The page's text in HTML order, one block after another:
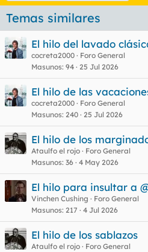
Temas similares
El hilo del lavado
cocreta2000
Foro General
Masunos 94 25 Jul 2026
El hilo de las
cocreta2000
Foro General
Masunos 240 25 Jul 2026
El hilo de los
Ataulfo el rojo
Foro General
Masunos 36 4 May 2026
El hilo para insultar a
Vinchen Cushing
Foro General
Masunos 217 4 Jul 2026
El hilo de los sablazos
Ataulfo el rojo
Foro General